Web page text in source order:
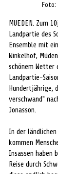
Foto:
MUEDEN. Zum
Landpartie des
Ensemble mit
Winkelhof,
schönem Wetter
Landpartie-
Hundertjährige,
verschwand"
Jonasson.
In der
kommen
Insassen haben
Reise durch